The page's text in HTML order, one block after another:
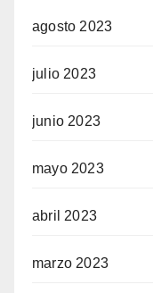
agosto 2023
julio 2023
junio 2023
mayo 2023
abril 2023
marzo 2023